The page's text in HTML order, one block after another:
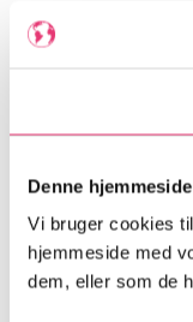
Denne
Vi bruger cookies
hjemmeside med
dem, eller som de